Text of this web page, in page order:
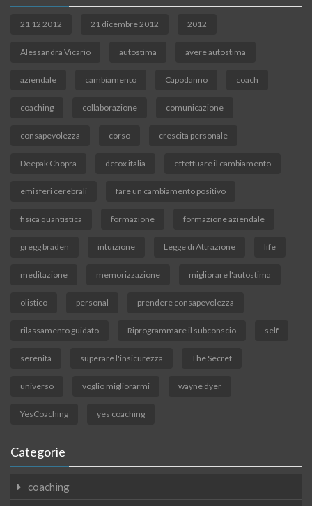
21 12 2012 21 dicembre 2012 2012
Alessandra Vicario autostima avere autostima
aziendale cambiamento Capodanno coach
coaching collaborazione comunicazione
consapevolezza corso crescita personale
Deepak Chopra detox italia effettuare il cambiamento
emisferi cerebrali fare un cambiamento positivo
fisica quantistica formazione formazione aziendale
gregg braden intuizione Legge di Attrazione life
meditazione memorizzazione migliorare l'autostima
olistico personal prendere consapevolezza
rilassamento guidato Riprogrammare il subconscio self
serenità superare l'insicurezza The Secret
universo voglio migliorarmi wayne dyer
YesCoaching yes coaching
Categorie
coaching